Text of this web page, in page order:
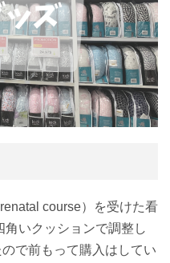
course）を受けた看
いクッションで調整し
で前もって購入はしてい